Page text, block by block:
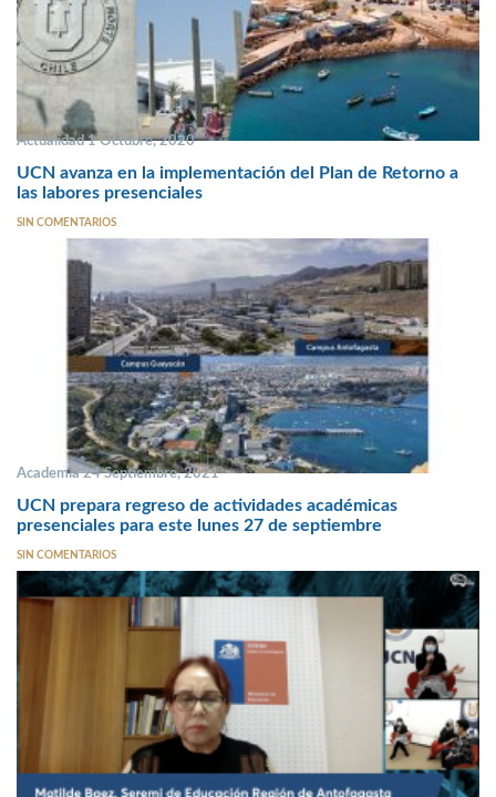
Actualidad 1 Octubre, 2020
UCN avanza en la implementación del Plan de Retorno a
las labores presenciales
SIN COMENTARIOS
Academia 24 Septiembre, 2021
UCN prepara regreso de actividades académicas
presenciales para este lunes 27 de septiembre
SIN COMENTARIOS